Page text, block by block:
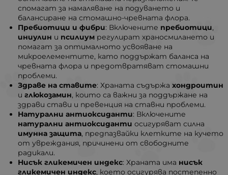
спомагат за намаляване на подуването и
балансиране на стомашно-чревната флора.
Пребиотици и фибри: Включените пребиотици,
иниулин и псилиум регулират храносмилането и
помагат за оптималното усвояване на
микроелементите, като поддържат баланса на
чревната флора и предотвратяват стомашни
проблеми.
Здраве на ставите: Храната съдържа хондроитин
и глюкозамин, които са важни за поддържане на
здрави стави и превенция на ставни проблеми.
Натурални антиоксиданти: Включените
натурални антиоксиданти осигуряват силна
имунна защита, предпазвайки клетките на кучето
от увреждания, причинени от свободните
радикали.
Нисък гликемичен индекс: Храната има нисък
гликемичен индекс, което осигурява постепенно